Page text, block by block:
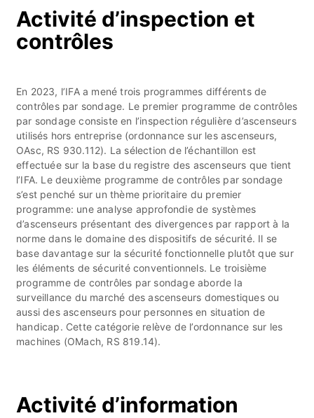
Activité d’inspection et
contrôles
En 2023, l’IFA a mené trois programmes différents de
contrôles par sondage. Le premier programme de contrôles
par sondage consiste en l’inspection régulière d’ascenseurs
utilisés hors entreprise (ordonnance sur les ascenseurs,
OAsc, RS 930.112). La sélection de l’échantillon est
effectuée sur la base du registre des ascenseurs que tient
l’IFA. Le deuxième programme de contrôles par sondage
s’est penché sur un thème prioritaire du premier
programme: une analyse approfondie de systèmes
d’ascenseurs présentant des divergences par rapport à la
norme dans le domaine des dispositifs de sécurité. Il se
base davantage sur la sécurité fonctionnelle plutôt que sur
les éléments de sécurité conventionnels. Le troisième
programme de contrôles par sondage aborde la
surveillance du marché des ascenseurs domestiques ou
aussi des ascenseurs pour personnes en situation de
handicap. Cette catégorie relève de l’ordonnance sur les
machines (OMach, RS 819.14).
Activité d’information